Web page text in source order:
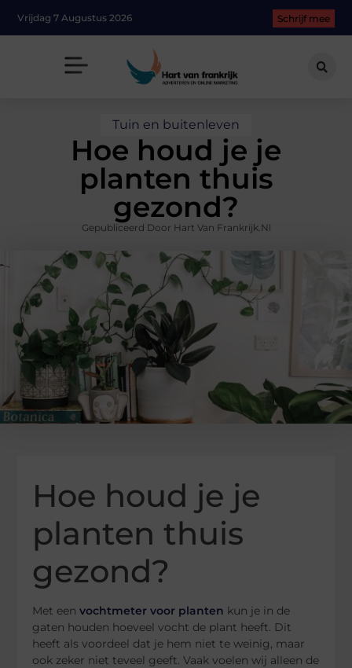
Vrijdag 7 Augustus 2026 Schrijf mee
Tuin en buitenleven
Hoe houd je je
planten thuis
gezond?
Gepubliceerd Door Hart Van Frankrijk.nl
Hoe houd je je
planten thuis
gezond?
Met eenvochtmeter voor planten kun je in de
gaten houden hoeveel vocht de plant heeft. Dit
heeft als voordeel dat je hem niet te weinig, maar
ook zeker niet teveel geeft. Vaak voelen wij alleen de